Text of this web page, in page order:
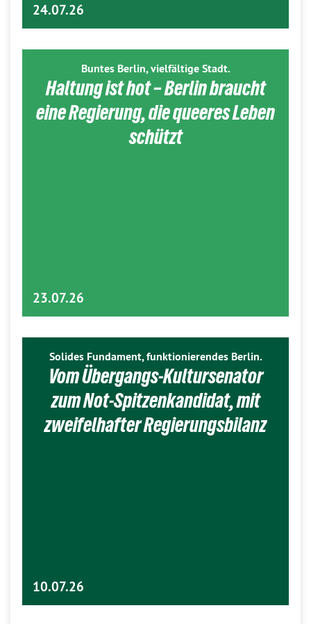
24.07.26
Buntes Berlin, vielfältige Stadt.
Haltung ist hot – Berlin braucht
eine Regierung, die queeres Leben
schützt
23.07.26
Solides Fundament, funktionierendes Berlin.
Vom Übergangs-Kultursenator
zum Not-Spitzenkandidat, mit
zweifelhafter Regierungsbilanz
10.07.26